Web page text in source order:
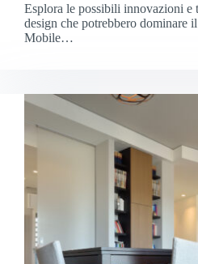
Esplora le possibili innovazioni e
design che potrebbero dominare
Mobile…